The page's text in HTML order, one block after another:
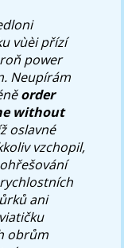
vùèi přízí
power
Neupírám
order
without
oslavné
vzchopil,
ani
obrům